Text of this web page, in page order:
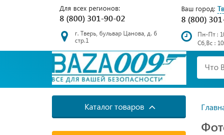
Для всех регионов:
8 (800) 301-90-02
Ваш город:
8 (800)
г. Тверь, бульвар Цанова, д. 6
стр.1
Пн-Пт :
Сб,Вс :
Каталог товаров